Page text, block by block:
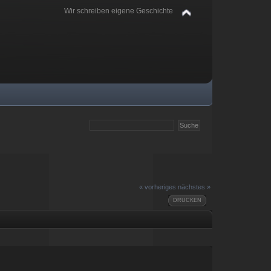
Wir schreiben eigene Geschichte
« vorheriges nächstes »
DRUCKEN